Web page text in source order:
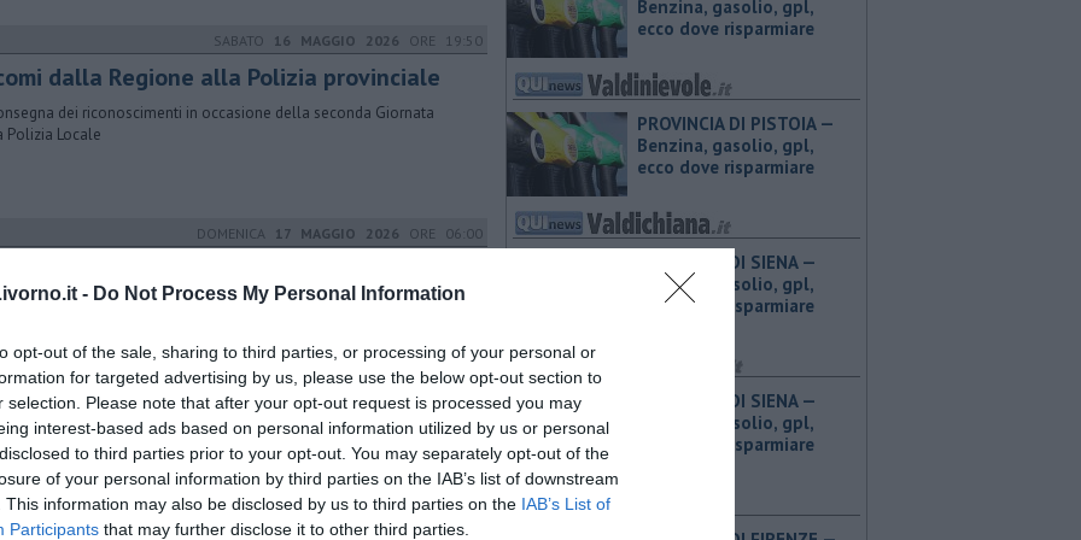
- Do Not Process My Personal Information
opt-out of the sale, sharing to third parties, or processing of your personal or
for targeted advertising by us, please use the below opt-out section to
selection. Please note that after your opt-out request is processed you may
interest-based ads based on personal information utilized by us or personal
to third parties prior to your opt-out. You may separately opt-out of the
of your personal information by third parties on the IAB’s list of downstream
This information may also be disclosed by us to third parties on the IAB’s List of
Participants that may further disclose it to other third parties.
SABATO 16 MAGGIO 2026 ORE 19:50
dalla Regione alla Polizia provinciale
dei riconoscimenti in occasione della seconda Giornata
Polizia Locale
DOMENICA 17 MAGGIO 2026 ORE 06:00
VENERDÌ08 MAGGIO 2026ORE 18:18
sul traghetto crea il caos,
uno scenario di emergenza complessa nelle acque livornesi.
Benzina, gasolio, gpl,
ecco dove risparmiare
PROVINCIA DI PISTOIA — ​
Benzina, gasolio, gpl,
ecco dove risparmiare
PROVINCIA DI SIENA — ​
Benzina, gasolio, gpl,
ecco dove risparmiare
PROVINCIA DI SIENA — ​
Benzina, gasolio, gpl,
ecco dove risparmiare